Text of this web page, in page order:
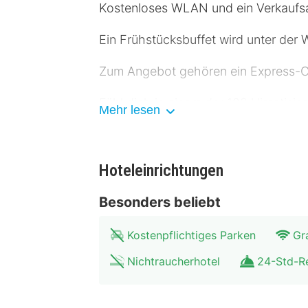
Kostenloses WLAN und ein
Ein Frühstücksbuffet wird unter der
Zum Angebot gehören ein Express-
Fühl dich in einem der 102
Entfernungen werden bis auf 0,1
Goettingen – 0,6 km
Bismarckhäuschen – 1,5 km
Solling-Vogler Nature Park – 14,4
Mehr lesen
Hoteleinrichtungen
Besonders beliebt
Kostenpflichtiges Parken
Nichtraucherhotel
24-Std-